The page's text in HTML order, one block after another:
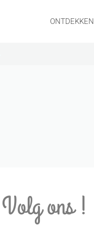
ONTDEKKEN
Volg ons !